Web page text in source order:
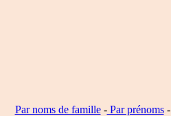
Par noms de famille-Par prénoms-